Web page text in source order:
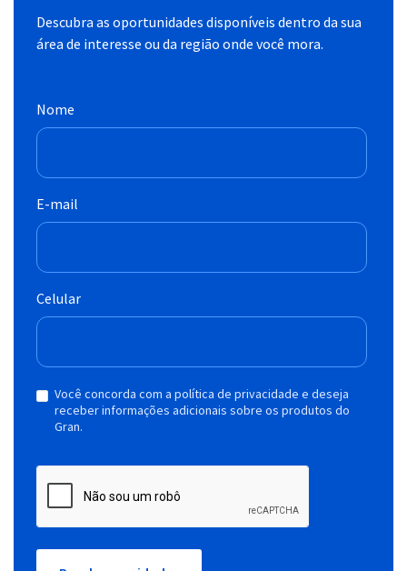
Descubra as oportunidades disponíveis dentro da sua
área de interesse ou da região onde você mora.
Nome
E-mail
Celular
Você concorda com a política de privacidade e deseja
receber informações adicionais sobre os produtos do
Gran.